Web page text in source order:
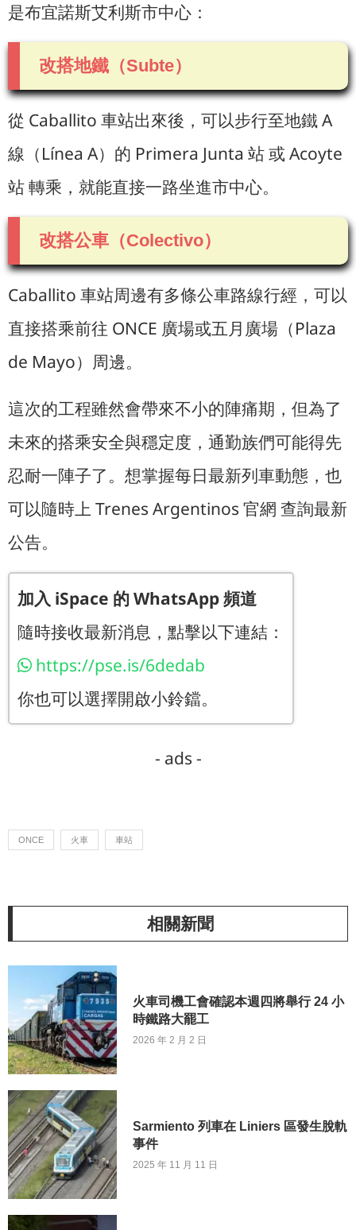
是布宜諾斯艾利斯市中心：
改搭地鐵（Subte）
從 Caballito 車站出來後，可以步行至地鐵 A
線（Línea A）的 Primera Junta 站 或 Acoyte
站 轉乘，就能直接一路坐進市中心。
改搭公車（Colectivo）
Caballito 車站周邊有多條公車路線行經，可以
直接搭乘前往 ONCE 廣場或五月廣場（Plaza
de Mayo）周邊。
這次的工程雖然會帶來不小的陣痛期，但為了
未來的搭乘安全與穩定度，通勤族們可能得先
忍耐一陣子了。想掌握每日最新列車動態，也
可以隨時上 Trenes Argentinos 官網 查詢最新
公告。
加入 iSpace 的 WhatsApp 頻道
隨時接收最新消息，點擊以下連結：
https://pse.is/6dedab
你也可以選擇開啟小鈴鐺。
- ads -
ONCE 火車 車站
相關新聞
火車司機工會確認本週四將舉行 24 小
時鐵路大罷工
2026 年 2 月 2 日
Sarmiento 列車在 Liniers 區發生脫軌
事件
2025 年 11 月 11 日